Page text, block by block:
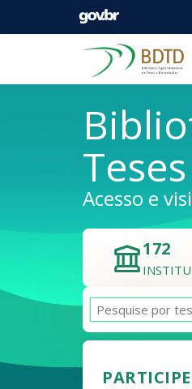
Pular para o conteúdo
Acesso e
172
PARTICIPE